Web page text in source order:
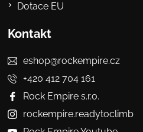
Dotace EU
Kontakt
eshop@rockempire.cz
+420 412 704 161
Rock Empire s.r.o.
rockempire.readytoclimb